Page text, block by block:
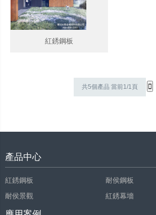
紅銹鋼板
共5個產品 當前1/1頁
產品中心
紅銹鋼板
耐侯鋼板
耐侯景觀
紅銹幕墻